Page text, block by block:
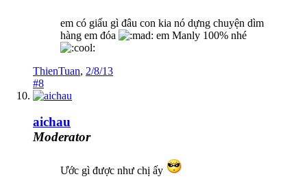
em có giấu gì đâu con kia nó dựng chuyện dìm
hàng em đóa
em Manly 100% nhé
ThienTuan, 2/8/13
#8
aichau
Moderator
Ước gì được như chị ấy